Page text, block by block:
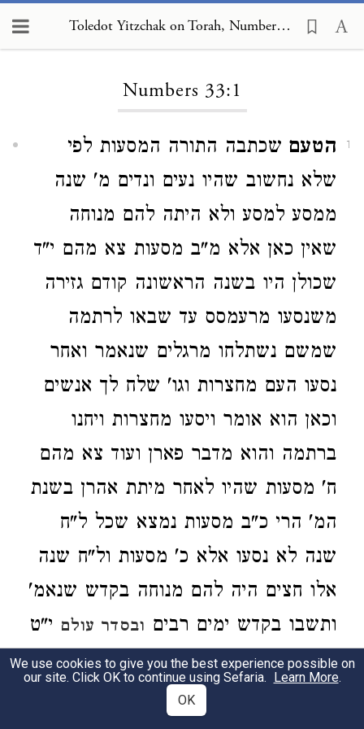
Toledot Yitzchak on Torah, Numbers 33:1
Numbers 33:1
1 הטעם שכתבה התורה המסעות לפי
שלא נחשוב שהיו נעים ונדים מ' שנה
ממסע למסע ולא היתה להם מנוחה
שאין כאן אלא מ"ב מסעות צא מהם י"ד
שכולן היו בשנה הראשונה קודם גזירה
משנסעו מרעמסס עד שבאו לרתמה
שמשם נשתלחו מרגלים שנאמר ואחר
נסעו העם מחצרות וגו' שלח לך אנשים
וכאן הוא אומר ויסעו מחצרות ויחנו
ברתמה והוא מדבר פארן ועוד צא מהם
ח' מסעות שהיו לאחר מיתת אהרן בשנת
המ' הרי כ"ב מסעות נמצא שכל ל"ח
שנה לא נסעו אלא כ' מסעות ול"ח שנה
אלו חצים היה להם מנוחה בקדש שנאמ'
ותשבו בקדש ימים רבים ובסדר עולם י"ט
שנה עמדו בקדש וזהו ימים רבים כימים
אשר ישבתם בשאר מסעות שהיו י"ט
We use cookies to give you the best experience possible on
our site. Click OK to continue using Sefaria. Learn More.
OK